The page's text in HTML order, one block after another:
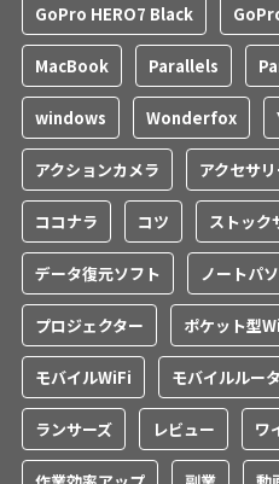
GoPro HERO7 Black
MacBook Parallels
windows Wonderfox
アクションカメラ アクセサ
ココナラ コツ ストック
データ復元ソフト ノートパ
プロジェクター ポケット型
モバイルWiFi モバイルルー
ランサーズ レビュー ワ